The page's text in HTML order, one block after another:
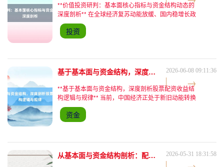
**价值投资研判：基本面核心指标与资金结构动态的
深度剖析** 在全球经济复苏动能放缓、国内稳增长政
策持续发力的宏观背景下，A股市场近期呈现结构性
分化特征。10月25日，沪指微涨0.2%，创业板指跌
0.
投资
基于基本面与资金结构，深度剖析股票配资收益结构逻辑与规律 2026-06-08 09:11:36
**基于基本面与资金结构，深度剖析股票配资收益结
构逻辑与规律** 当前，中国经济正处于新旧动能转换
的关键期，政策端持续释放"稳增长"信号，叠加美联
储加息周期进入尾声，全球流动性环境边际改善，为
A股市场
资金
从基本面与资金结构剖析：配资炒股翻车的深层致因与风险逻辑 2026-05-31 18:31:58